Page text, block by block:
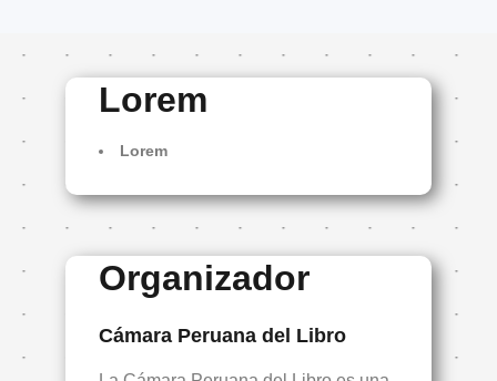
Lorem
Lorem
Organizador
Cámara Peruana del Libro